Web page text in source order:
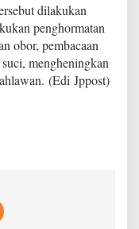
dilakukan
penghormatan
obor, pembacaan
mengheningkan
(Edi Jppost)